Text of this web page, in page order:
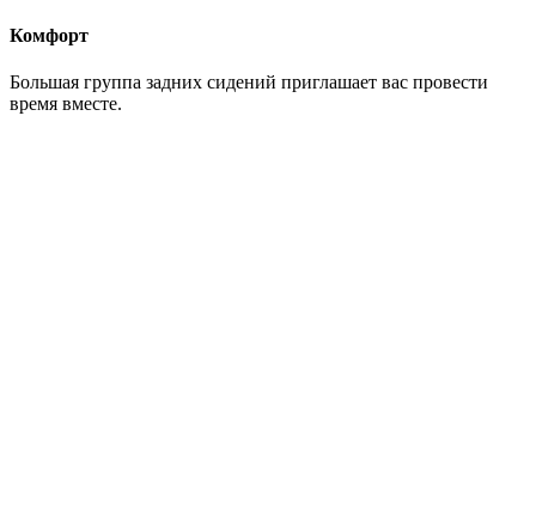
Комфорт
Большая группа задних сидений приглашает вас провести
время вместе.